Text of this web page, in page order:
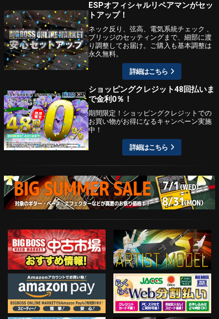
ESPオフィシャルリペアマンがセッ
トアップ！
ネック反り、弦高、電気系統チェック 、
ブリッジのセッティングまで、細部に渡
り調整してお届け。ご購入も基本調整は
永久無料。
詳細はこちら
ショッピングクレジット48回払いま
で金利0％！
期間限定！ショッピングクレジットでの
お買い物がお得になるキャンペーン実施
中！
詳細はこちら